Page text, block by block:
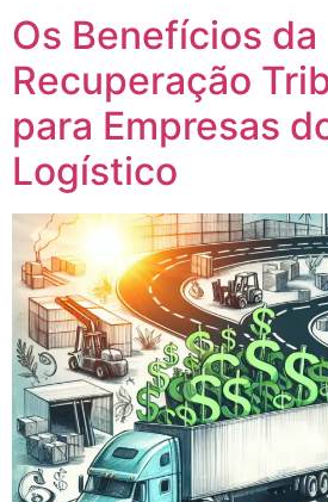
Os Benefícios da
Recuperação
para Empresas
Logístico